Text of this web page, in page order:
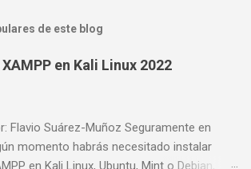
de este blog
en Kali Linux 2022
Flavio Suárez-Muñoz Seguramente en
momento habrás necesitado instalar
en Kali Linux, Ubuntu, Mint o Debian,